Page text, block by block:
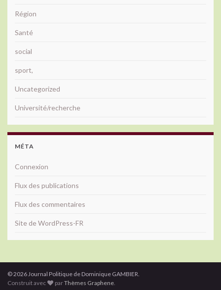
Région
Santé
social
sport,
Uncategorized
Université/recherche
MÉTA
Connexion
Flux des publications
Flux des commentaires
Site de WordPress-FR
© 2026 Journal Politique de Dominique GAMBIER.
Construit avec
parThèmes Graphene.